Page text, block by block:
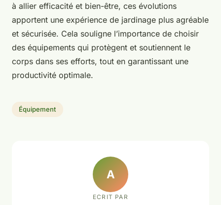
à allier efficacité et bien-être, ces évolutions
apportent une expérience de jardinage plus agréable
et sécurisée. Cela souligne l’importance de choisir
des équipements qui protègent et soutiennent le
corps dans ses efforts, tout en garantissant une
productivité optimale.
Équipement
A
ECRIT PAR